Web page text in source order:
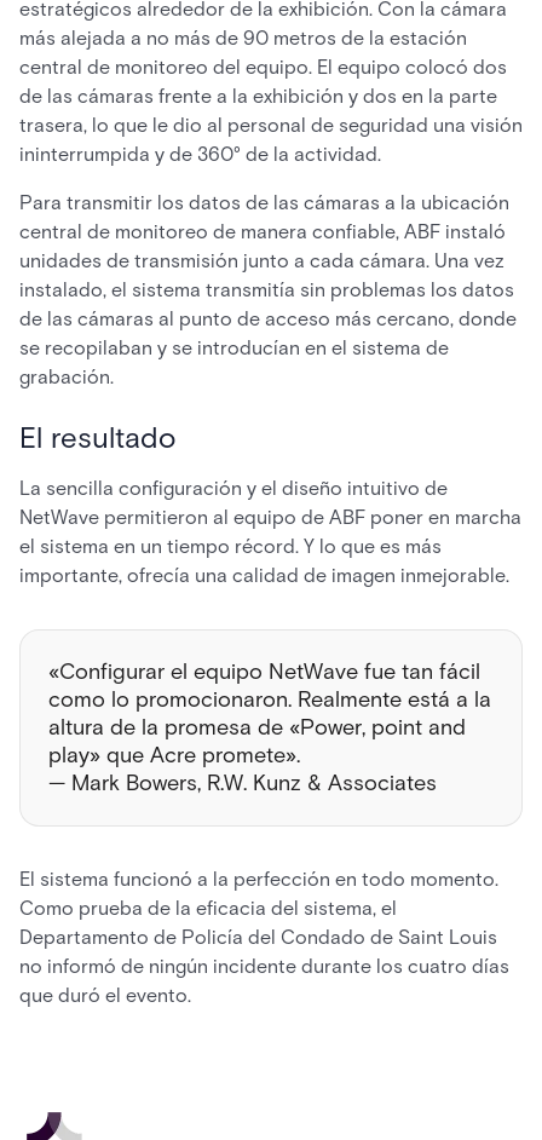
estratégicos alrededor de la exhibición. Con la cámara
más alejada a no más de 90 metros de la estación
central de monitoreo del equipo. El equipo colocó dos
de las cámaras frente a la exhibición y dos en la parte
trasera, lo que le dio al personal de seguridad una visión
ininterrumpida y de 360° de la actividad.
Para transmitir los datos de las cámaras a la ubicación
central de monitoreo de manera confiable, ABF instaló
unidades de transmisión junto a cada cámara. Una vez
instalado, el sistema transmitía sin problemas los datos
de las cámaras al punto de acceso más cercano, donde
se recopilaban y se introducían en el sistema de
grabación.
El resultado
La sencilla configuración y el diseño intuitivo de
NetWave permitieron al equipo de ABF poner en marcha
el sistema en un tiempo récord. Y lo que es más
importante, ofrecía una calidad de imagen inmejorable.
«Configurar el equipo NetWave fue tan fácil
como lo promocionaron. Realmente está a la
altura de la promesa de «Power, point and
play» que Acre promete».
— Mark Bowers, R.W. Kunz & Associates
El sistema funcionó a la perfección en todo momento.
Como prueba de la eficacia del sistema, el
Departamento de Policía del Condado de Saint Louis
no informó de ningún incidente durante los cuatro días
que duró el evento.